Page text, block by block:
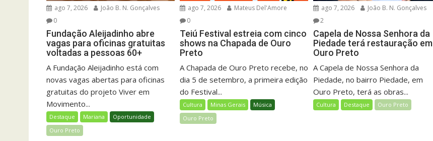
ago 7, 2026
João B. N. Gonçalves
0
Fundação Aleijadinho abre
vagas para oficinas gratuitas
voltadas a pessoas 60+
A Fundação Aleijadinho está com
novas vagas abertas para oficinas
gratuitas do projeto Viver em
Movimento...
Destaque Mariana
Oportunidade
Ouro Preto
ago 7, 2026
Mateus Del'Amore
0
Teiú Festival estreia com cinco
shows na Chapada de Ouro
Preto
A Chapada de Ouro Preto recebe, no
dia 5 de setembro, a primeira edição
do Festival...
Cultura Minas Gerais
Música
Ouro Preto
ago 7, 2026
João B. N. Gonçalves
2
Capela de Nossa Senhora da
Piedade terá restauração em
Ouro Preto
A Capela de Nossa Senhora da
Piedade, no bairro Piedade, em
Ouro Preto, terá as obras...
Cultura Destaque Ouro Preto